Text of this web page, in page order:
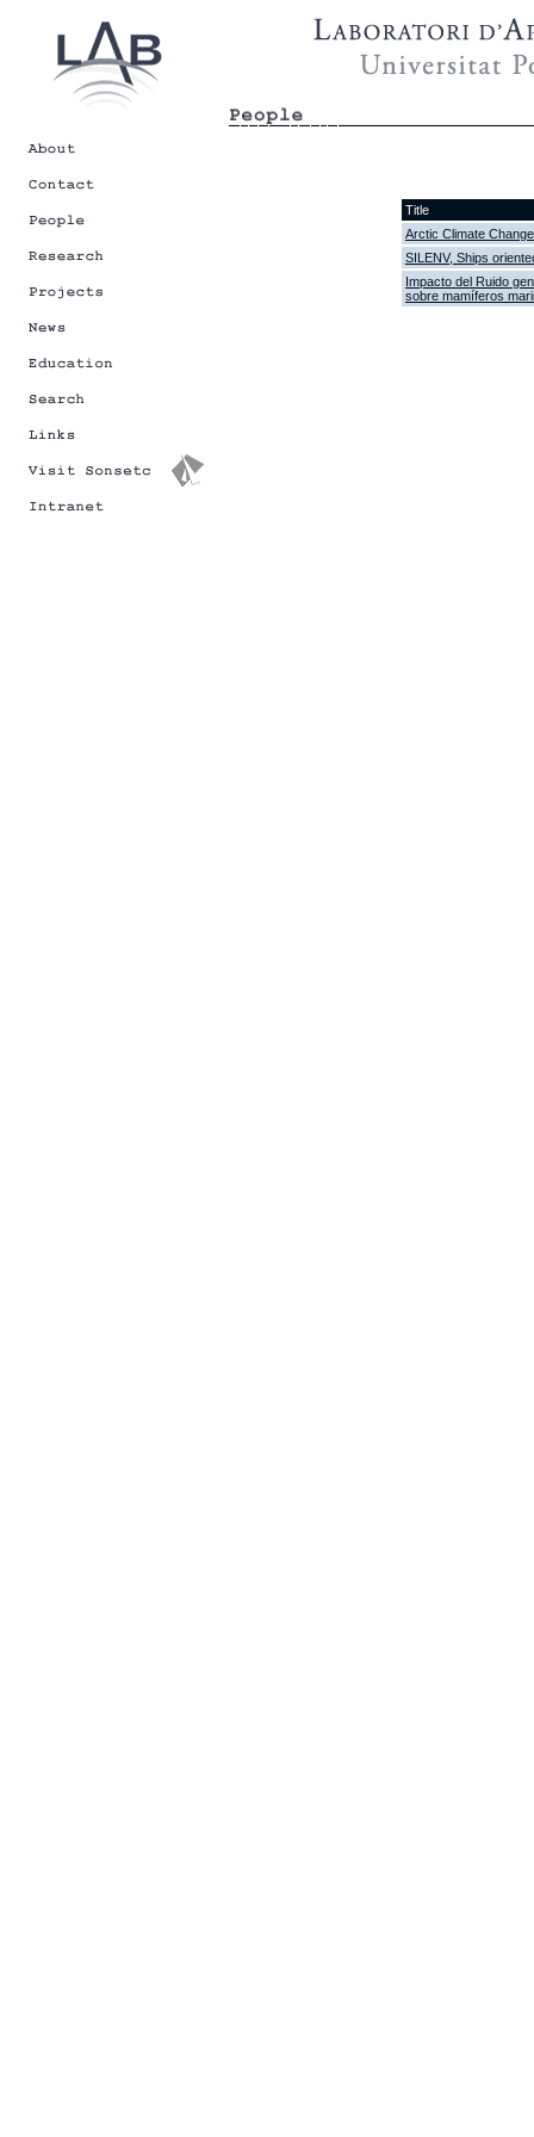
Title
Arctic Climate
SILENV, Ships
Impacto del Ruido
sobre mamíferos